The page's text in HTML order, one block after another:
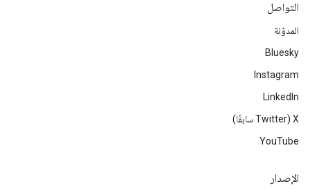
التواصل
المدوّنة
Bluesky
Instagram
LinkedIn
‫X ‏(Twitter سابقًا)
YouTube
الإصدار